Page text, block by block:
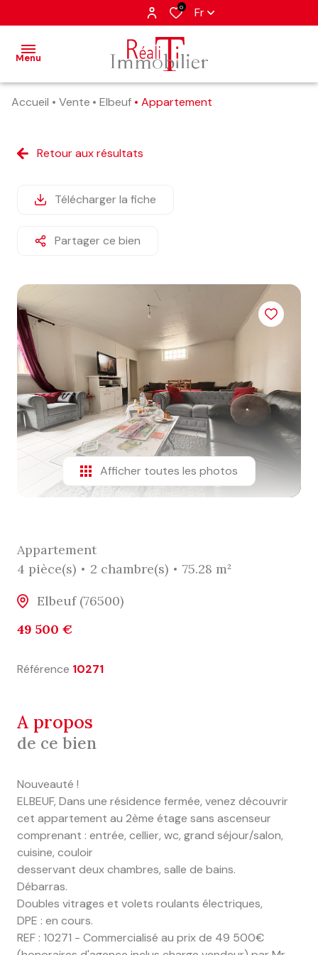
0 Fr
Menu
nos
estimation
e-
Accueil Vente Elbeuf Appartement
Retour aux résultats
Télécharger la fiche
Partager ce bien
Afficher toutes les photos
Appartement
4 pièce(s)
2 chambre(s)
75.28 m²
Elbeuf (76500)
49 500 €
Référence 10271
a propos
de ce bien
Nouveauté !
ELBEUF, Dans une résidence fermée, venez découvrir
cet appartement au 2ème étage sans ascenseur
comprenant : entrée, cellier, wc, grand séjour/salon,
cuisine, couloir
desservant deux chambres, salle de bains.
Débarras.
Doubles vitrages et volets roulants électriques,
DPE : en cours.
REF : 10271 - Commercialisé au prix de 49 500€